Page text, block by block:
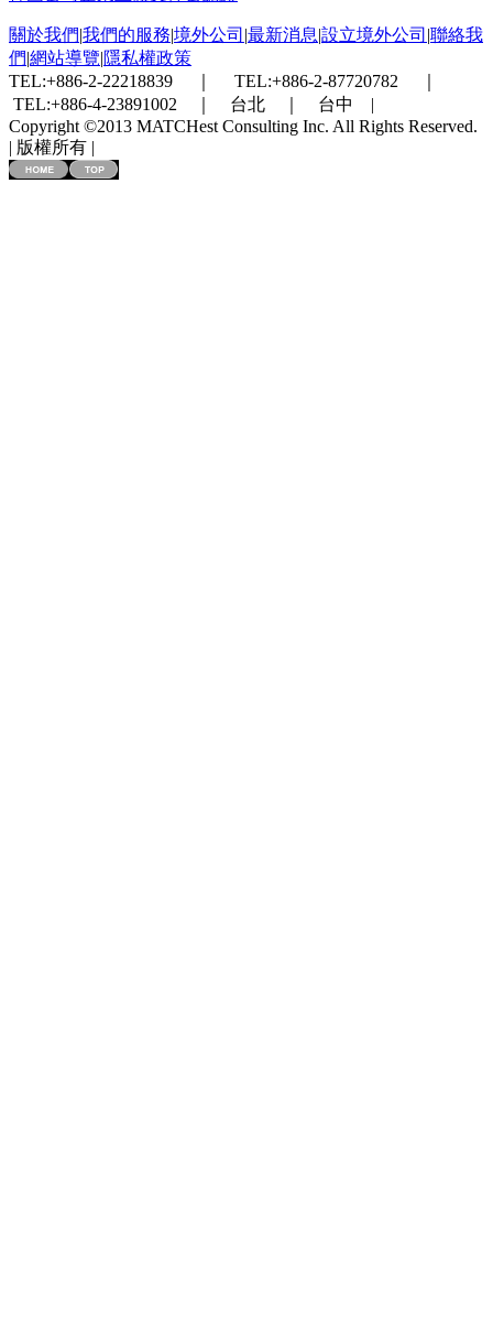
關於我們|我們的服務|境外公司 |最新消息|設立境外公司 |聯絡我
們|網站導覽|隱私權政策
TEL:+886-2-22218839 ｜ TEL:+886-2-87720782 ｜
TEL:+886-4-23891002 ｜ 台北 ｜ 台中 |
Copyright ©2013 MATCHest Consulting Inc. All Rights Reserved.
| 版權所有 |